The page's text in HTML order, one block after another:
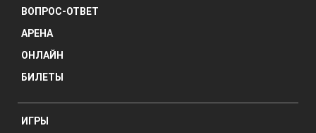
ВОПРОС-ОТВЕТ
АРЕНА
ОНЛАЙН
БИЛЕТЫ
ИГРЫ